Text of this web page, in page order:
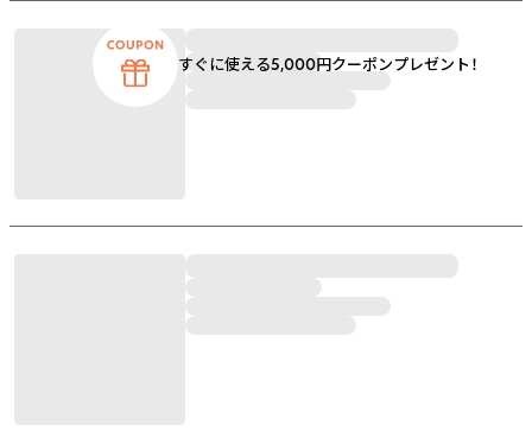
すぐに使える5,000円クーポンプレゼント！